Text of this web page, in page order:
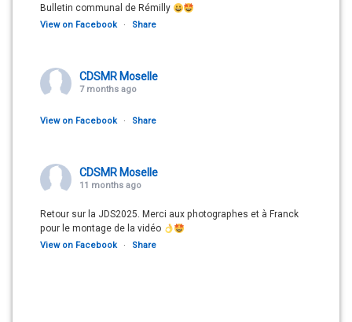
Bulletin communal de Rémilly
View on Facebook · Share
CDSMR Moselle
7 months ago
View on Facebook · Share
CDSMR Moselle
11 months ago
Retour sur la JDS2025. Merci aux photographes et à Franck
pour le montage de la vidéo
View on Facebook · Share